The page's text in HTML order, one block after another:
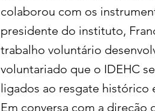
colaborou com os
presidente do instituto,
trabalho voluntário
voluntariado que o IDEHC
ligados ao resgate histórico
Em conversa com a direção